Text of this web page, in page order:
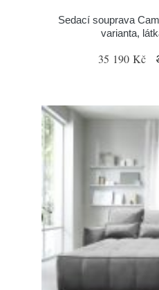
Sedací souprava
varianta,
35 190 Kč